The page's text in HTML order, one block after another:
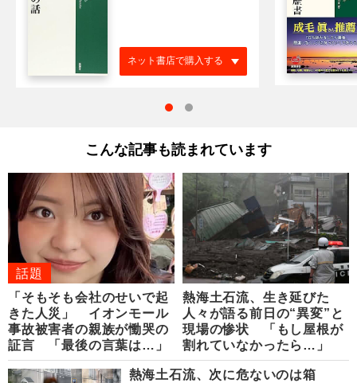
ネット書店で購入する
こんな記事も読まれています
話題
「そもそも会社のせいで起
きた人災」 イオンモール
事故被害者の親族が慟哭の
証言 「最後の言葉は…」
熱海土石流、生き延びた
人々が語る前日の“異変”と
現場の惨状 「もし屋根が
割れていなかったら…」
熱海土石流、次に危ないのは箱